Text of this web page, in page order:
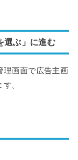
選ぶ」に進む
理画面で広告主画
。